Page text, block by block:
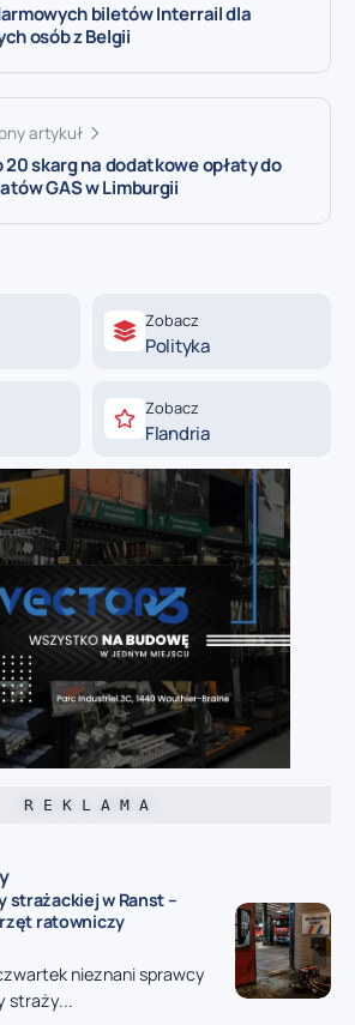
biletów Interrail dla
osób z Belgii
artykuł
20 skarg na dodatkowe opłaty do
GAS w Limburgii
Zobacz
Polityka
Zobacz
Flandria
R E K L A M A
strażackiej w Ranst –
ratowniczy
nieznani sprawcy
straży...